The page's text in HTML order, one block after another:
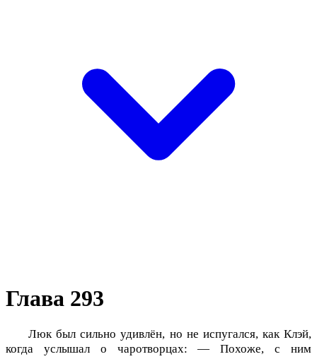
Глава 293
Люк был сильно удивлён, но не испугался, как Клэй,
когда услышал о чаротворцах: — Похоже, с ним